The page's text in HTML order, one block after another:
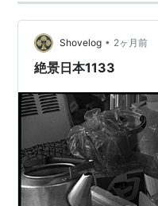
Shovelog • 2ヶ月前
絶景日本1133